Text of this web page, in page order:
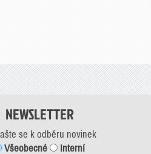
NEWSLETTER
se k odběru novinek
Všeobecné
Interní